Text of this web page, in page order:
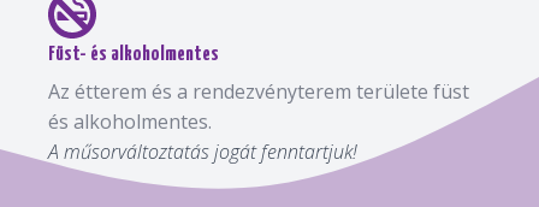
Füst- és alkoholmentes
Az étterem és a rendezvényterem területe füst
és alkoholmentes.
A műsorváltoztatás jogát fenntartjuk!